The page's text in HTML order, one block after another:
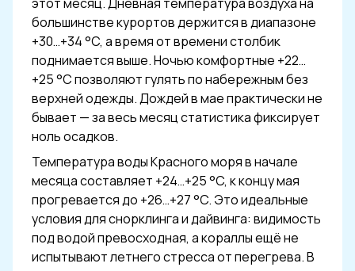
большинстве курортов держится в диапазоне
+30…+34 °C, а время от времени столбик
поднимается выше. Ночью комфортные +22…
+25 °C позволяют гулять по набережным без
верхней одежды. Дождей в мае практически не
бывает — за весь месяц статистика фиксирует
ноль осадков.
Температура воды Красного моря в начале
месяца составляет +24…+25 °C, к концу мая
прогревается до +26…+27 °C. Это идеальные
условия для снорклинга и дайвинга: видимость
под водой превосходная, а кораллы ещё не
испытывают летнего стресса от перегрева. В